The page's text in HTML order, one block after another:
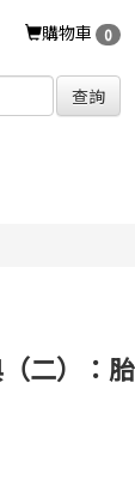
購物車 0
查詢
二）：